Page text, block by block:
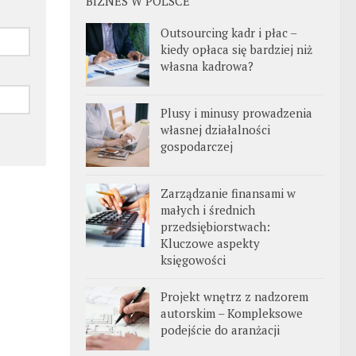
Outsourcing kadr i płac –
kiedy opłaca się bardziej niż
własna kadrowa?
Plusy i minusy prowadzenia
własnej działalności
gospodarczej
Zarządzanie finansami w
małych i średnich
przedsiębiorstwach:
Kluczowe aspekty
księgowości
Projekt wnętrz z nadzorem
autorskim – Kompleksowe
podejście do aranżacji